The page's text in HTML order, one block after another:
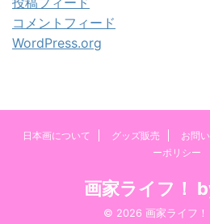
コメントフィード
WordPress.org
日本画について グッズ販売 お問
ーポリシー
画家ライフ！
© 2026 画家ライフ！